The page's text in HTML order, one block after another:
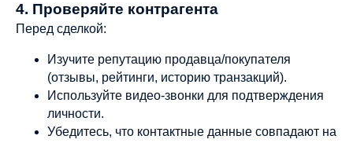
4. Проверяйте контрагента
Перед сделкой:
Изучите репутацию продавца/покупателя
(отзывы, рейтинги, историю транзакций).
Используйте видео-звонки для подтверждения
личности.
Убедитесь, что контактные данные совпадают на